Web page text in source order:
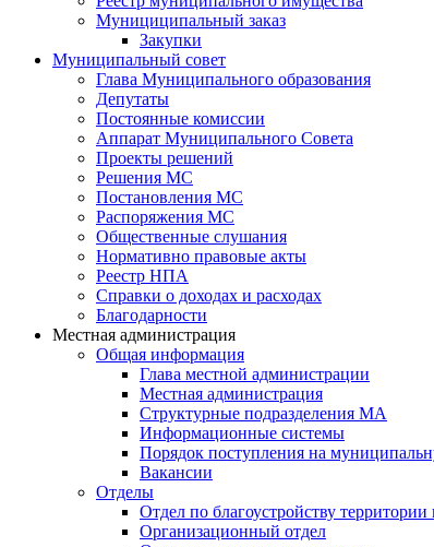
Мунициципальный заказ
Закупки
Муниципальный совет
Глава Муниципального образования
Депутаты
Постоянные комиссии
Аппарат Муниципального Совета
Проекты решений
Решения МС
Постановления МС
Распоряжения МС
Общественные слушания
Нормативно правовые акты
Реестр НПА
Справки о доходах и расходах
Благодарности
Местная администрация
Общая информация
Глава местной администрации
Местная администрация
Структурные подразделения МА
Информационные системы
Порядок поступления на
Вакансии
Отделы
Отдел по благоустройству
Организационный отдел